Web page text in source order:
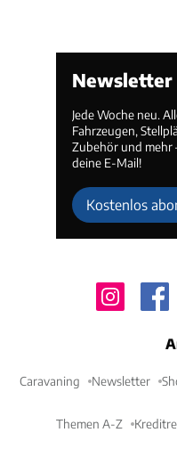
Newsletter
Jede Woche neu.
Fahrzeugen,
Zubehör und mehr
deine E-Mail!
Kostenlos
Caravaning Newsletter
Themen A-Z